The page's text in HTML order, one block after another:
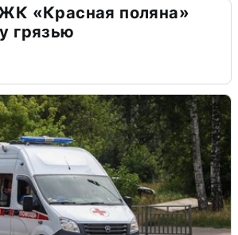
«Красная поляна»
грязью